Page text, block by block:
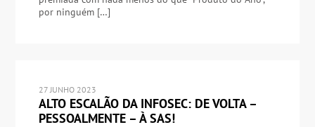
por ninguém […]
27 JUNHO 2023
ALTO ESCALÃO DA INFOSEC: DE VOLTA –
PESSOALMENTE – À SAS!